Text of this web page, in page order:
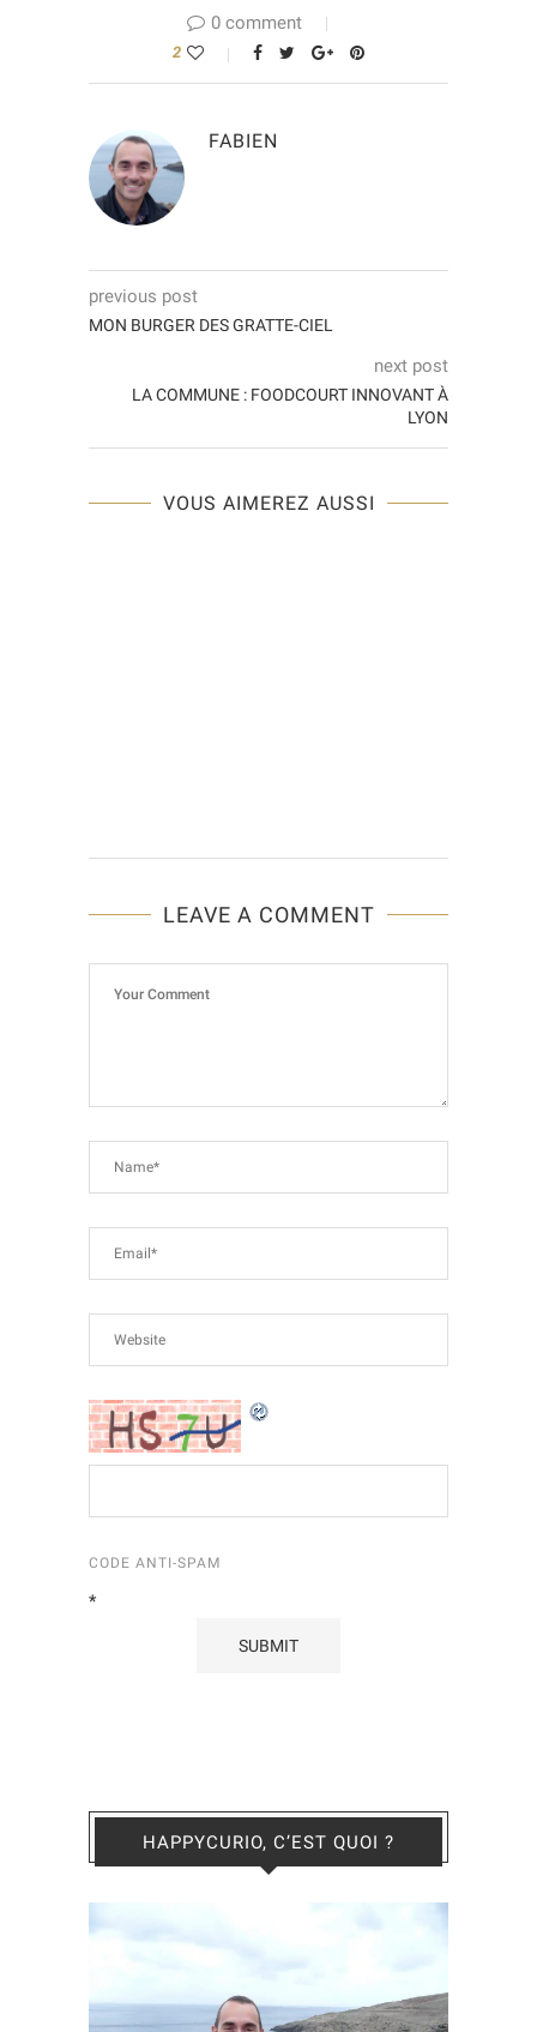
0 comment
2
FABIEN
previous post
MON BURGER DES GRATTE-CIEL
next post
LA COMMUNE : FOODCOURT INNOVANT À
LYON
VOUS AIMEREZ AUSSI
LEAVE A COMMENT
CODE ANTI-SPAM
*
HAPPYCURIO, C’EST QUOI ?